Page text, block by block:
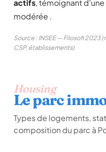
actifs, témoignant
modérée .
Source : INSEE — Filosofi 2023
CSP, établissements)
Housing
Le parc
Types de logements,
composition du parc à